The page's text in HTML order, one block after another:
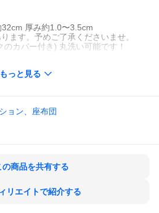
厚み約1.0〜3.5cm
ます。予めご了承くださいませ。
カバー付き) 丸洗い可能です！
間座っても蒸れにくい！
発 カバー付き デスクワーク リモート
宅用 車 通気性 読書 勉強 運転 骨盤矯
もっと見る
ョン、座布団
の商品を共有する
リエイトで紹介する